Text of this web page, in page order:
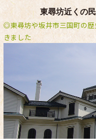
東尋坊近くの
◎東尋坊や坂井市三国町の歴
きました